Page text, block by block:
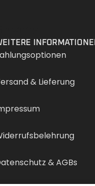
& Lieferung
& AGBs